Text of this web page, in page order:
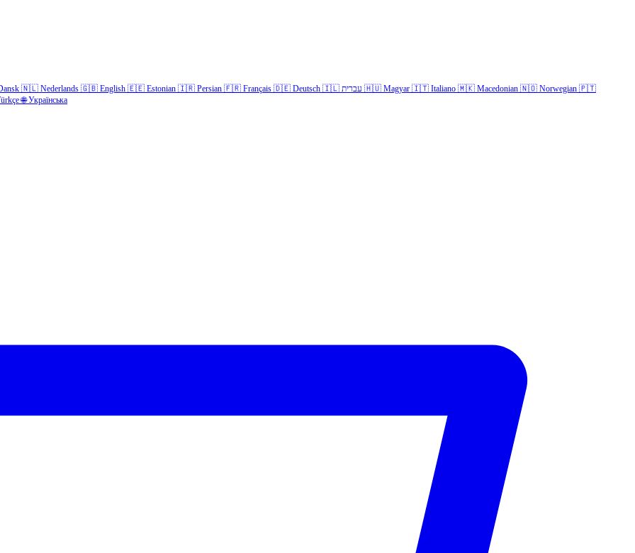
🇳🇱 Nederlands 🇬🇧 English 🇪🇪 Estonian 🇮🇷 Persian 🇫🇷 Français 🇩🇪 Deutsch 🇮🇱 עברית 🇭🇺 Magyar 🇮🇹 Italiano 🇲🇰 Macedonian 🇳🇴 Norwegian 🇵🇹
🌐 Українська